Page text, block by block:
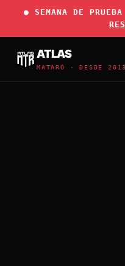
● SEMANA DE
ATLAS
MATARÓ · DESDE 2013